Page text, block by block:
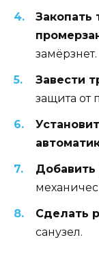
Закопать
замёрзнет.
Завести
защита от
Сделать
санузел.